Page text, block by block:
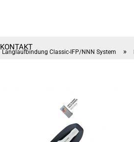
KONTAKT
Langlaufbindung Classic-IFP/NNN System »